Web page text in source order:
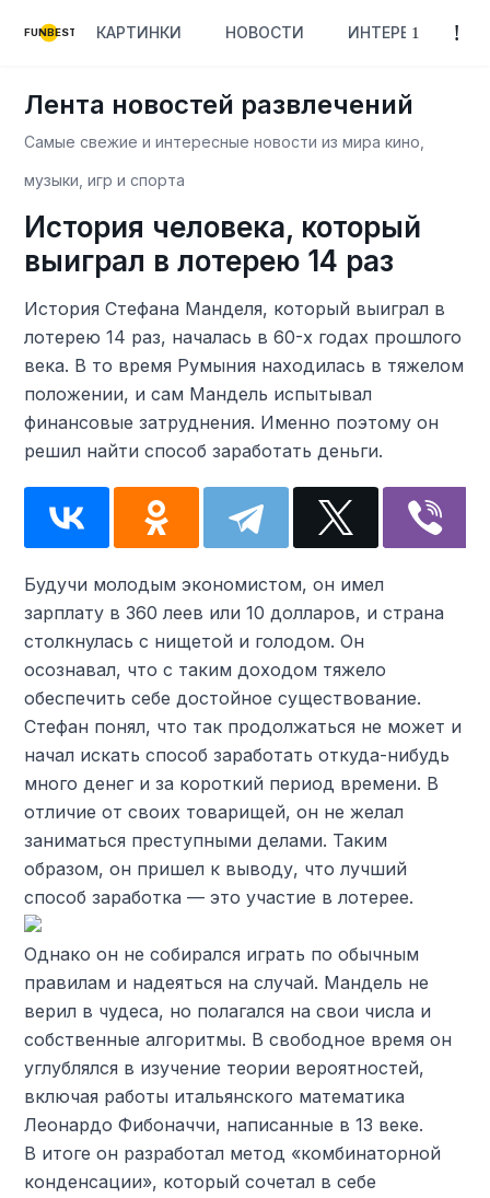
FUNBEST КАРТИНКИ НОВОСТИ ИНТЕРЕСНОЕ
Лента новостей развлечений
Самые свежие и интересные новости из мира кино,
музыки, игр и спорта
История человека, который
выиграл в лотерею 14 раз
История Стефана Манделя, который выиграл в
лотерею 14 раз, началась в 60-х годах прошлого
века. В то время Румыния находилась в тяжелом
положении, и сам Мандель испытывал
финансовые затруднения. Именно поэтому он
решил найти способ заработать деньги.
Будучи молодым экономистом, он имел
зарплату в 360 леев или 10 долларов, и страна
столкнулась с нищетой и голодом. Он
осознавал, что с таким доходом тяжело
обеспечить себе достойное существование.
Стефан понял, что так продолжаться не может и
начал искать способ заработать откуда-нибудь
много денег и за короткий период времени. В
отличие от своих товарищей, он не желал
заниматься преступными делами. Таким
образом, он пришел к выводу, что лучший
способ заработка — это участие в лотерее.
Однако он не собирался играть по обычным
правилам и надеяться на случай. Мандель не
верил в чудеса, но полагался на свои числа и
собственные алгоритмы. В свободное время он
углублялся в изучение теории вероятностей,
включая работы итальянского математика
Леонардо Фибоначчи, написанные в 13 веке.
В итоге он разработал метод «комбинаторной
конденсации», который сочетал в себе